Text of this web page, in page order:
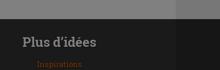
Plus d’idées
Inspirations